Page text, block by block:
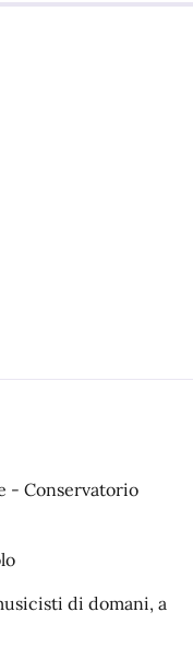
- Conservatorio
di domani, a